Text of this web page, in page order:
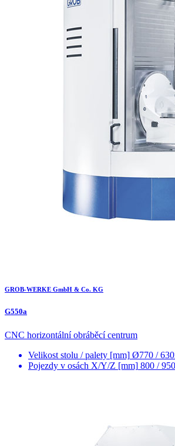
GROB-WERKE GmbH & Co. KG
G550a
CNC horizontální obráběcí centrum
Velikost stolu / palety [mm] Ø770 /
Pojezdy v osách X/Y/Z [mm] 800 /